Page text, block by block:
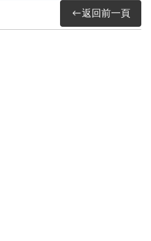
補償基金會提出申請，
6次臨時董事會審核通
由為原判決認定其預
政府，僅有其之自白
返回前一頁